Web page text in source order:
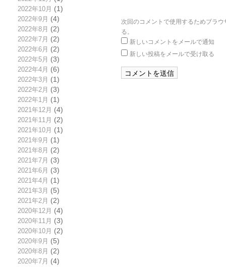
2022年10月 (1)
2022年9月 (4)
2022年8月 (2)
2022年7月 (2)
2022年6月 (2)
2022年5月 (3)
2022年4月 (6)
2022年3月 (1)
2022年2月 (3)
2022年1月 (1)
2021年12月 (4)
2021年11月 (2)
2021年10月 (1)
2021年9月 (1)
2021年8月 (2)
2021年7月 (3)
2021年6月 (3)
2021年4月 (1)
2021年3月 (5)
2021年2月 (2)
2020年12月 (4)
2020年11月 (3)
2020年10月 (2)
2020年9月 (5)
2020年8月 (2)
2020年7月 (4)
次回のコメントで使用するためブラ
る。
新しいコメントをメールで通知
新しい投稿をメールで受け取る